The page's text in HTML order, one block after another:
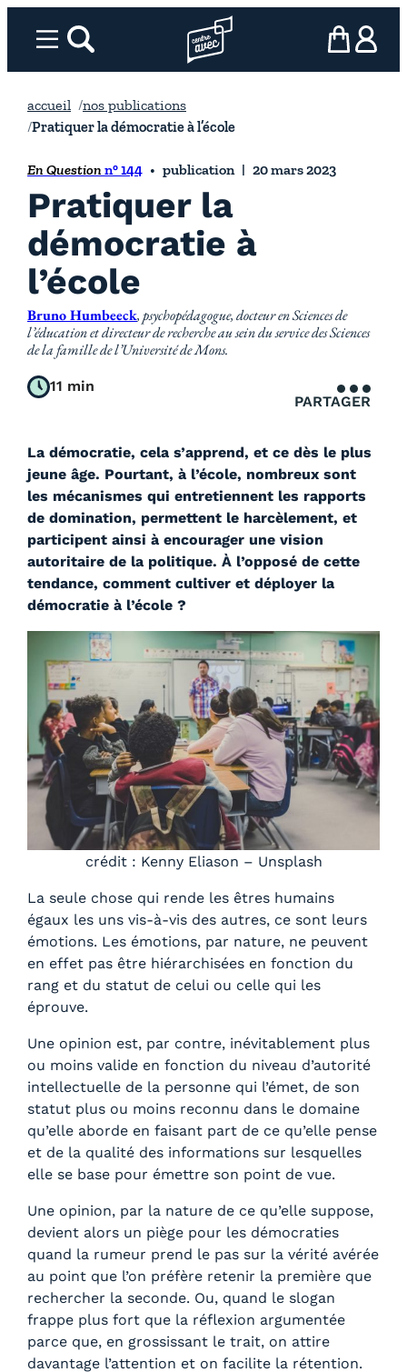
Menurechercher Page d’accueil l’association
mon panier
ma
accueil
nos publications
Pratiquer la démocratie à l’école
En Question n° 144 publication 20 mars 2023
Pratiquer la
démocratie à
l’école
Bruno Humbeeck, psychopédagogue, docteur en Sciences de
l’éducation et directeur de recherche au sein du service des Sciences
de la famille de l’Université de Mons.
11 min
PARTAGER
La démocratie, cela s’apprend, et ce dès le plus
jeune âge. Pourtant, à l’école, nombreux sont
les mécanismes qui entretiennent les rapports
de domination, permettent le harcèlement, et
participent ainsi à encourager une vision
autoritaire de la politique. À l’opposé de cette
tendance, comment cultiver et déployer la
démocratie à l’école ?
crédit : Kenny Eliason – Unsplash
La seule chose qui rende les êtres humains
égaux les uns vis-à-vis des autres, ce sont leurs
émotions. Les émotions, par nature, ne peuvent
en effet pas être hiérarchisées en fonction du
rang et du statut de celui ou celle qui les
éprouve.
Une opinion est, par contre, inévitablement plus
ou moins valide en fonction du niveau d’autorité
intellectuelle de la personne qui l’émet, de son
statut plus ou moins reconnu dans le domaine
qu’elle aborde en faisant part de ce qu’elle pense
et de la qualité des informations sur lesquelles
elle se base pour émettre son point de vue.
Une opinion, par la nature de ce qu’elle suppose,
devient alors un piège pour les démocraties
quand la rumeur prend le pas sur la vérité avérée
au point que l’on préfère retenir la première que
rechercher la seconde. Ou, quand le slogan
frappe plus fort que la réflexion argumentée
parce que, en grossissant le trait, on attire
davantage l’attention et on facilite la rétention.